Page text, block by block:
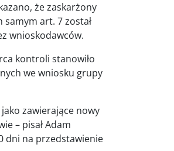
że zaskarżony
samym art. 7 został
wnioskodawców.
kontroli stanowiło
we wniosku grupy
zawierające nowy
– pisał Adam
dni na przedstawienie